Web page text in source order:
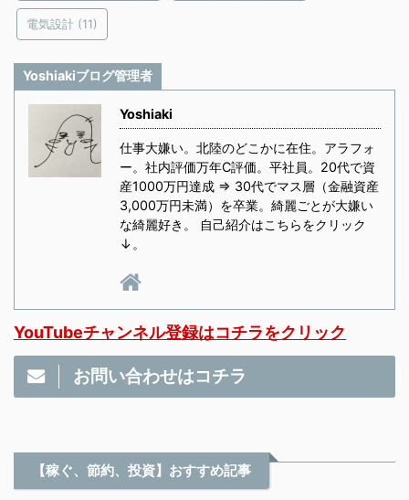
電気設計 (11)
Yoshiakiブログ管理者
Yoshiaki
仕事大嫌い。北陸のどこかに在住。アラフォ
ー。社内評価万年C評価。平社員。20代で資
産1000万円達成 ⇒ 30代でマス層（金融資産
3,000万円未満）を卒業。綺麗ごとが大嫌い
な綺麗好き。 自己紹介はこちらをクリック
↓。
YouTubeチャンネル登録はコチラをクリック
お問い合わせはコチラ
【稼ぐ、節約、投資】おすすめ記事